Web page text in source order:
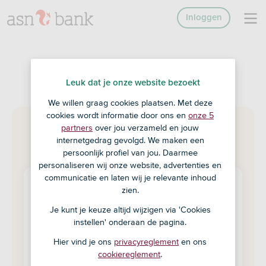
Inloggen
Pagina niet gevonden
Sorry, we hebben de pagina niet gevonden.
De informatie is misschien verwijderd of
het adres is gewijzigd.
Leuk dat je onze website bezoekt
We willen graag cookies plaatsen. Met deze
cookies wordt informatie door ons en onze 5
partners over jou verzameld en jouw
internetgedrag gevolgd. We maken een
persoonlijk profiel van jou. Daarmee
personaliseren wij onze website, advertenties en
communicatie en laten wij je relevante inhoud
zien.
Je kunt je keuze altijd wijzigen via 'Cookies
instellen' onderaan de pagina.
Hier vind je ons privacyreglement en ons
cookiereglement.